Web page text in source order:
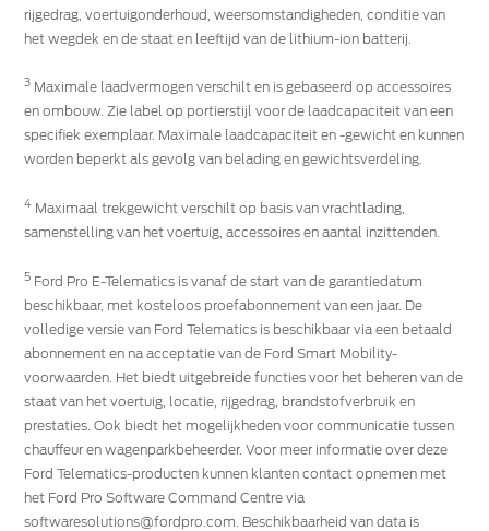
rijgedrag, voertuigonderhoud, weersomstandigheden, conditie van
het wegdek en de staat en leeftijd van de lithium-ion batterij.
3 Maximale laadvermogen verschilt en is gebaseerd op accessoires
en ombouw. Zie label op portierstijl voor de laadcapaciteit van een
specifiek exemplaar. Maximale laadcapaciteit en -gewicht en kunnen
worden beperkt als gevolg van belading en gewichtsverdeling.
4 Maximaal trekgewicht verschilt op basis van vrachtlading,
samenstelling van het voertuig, accessoires en aantal inzittenden.
5 Ford Pro E-Telematics is vanaf de start van de garantiedatum
beschikbaar, met kosteloos proefabonnement van een jaar. De
volledige versie van Ford Telematics is beschikbaar via een betaald
abonnement en na acceptatie van de Ford Smart Mobility-
voorwaarden. Het biedt uitgebreide functies voor het beheren van de
staat van het voertuig, locatie, rijgedrag, brandstofverbruik en
prestaties. Ook biedt het mogelijkheden voor communicatie tussen
chauffeur en wagenparkbeheerder. Voor meer informatie over deze
Ford Telematics-producten kunnen klanten contact opnemen met
het Ford Pro Software Command Centre via
softwaresolutions@fordpro.com. Beschikbaarheid van data is